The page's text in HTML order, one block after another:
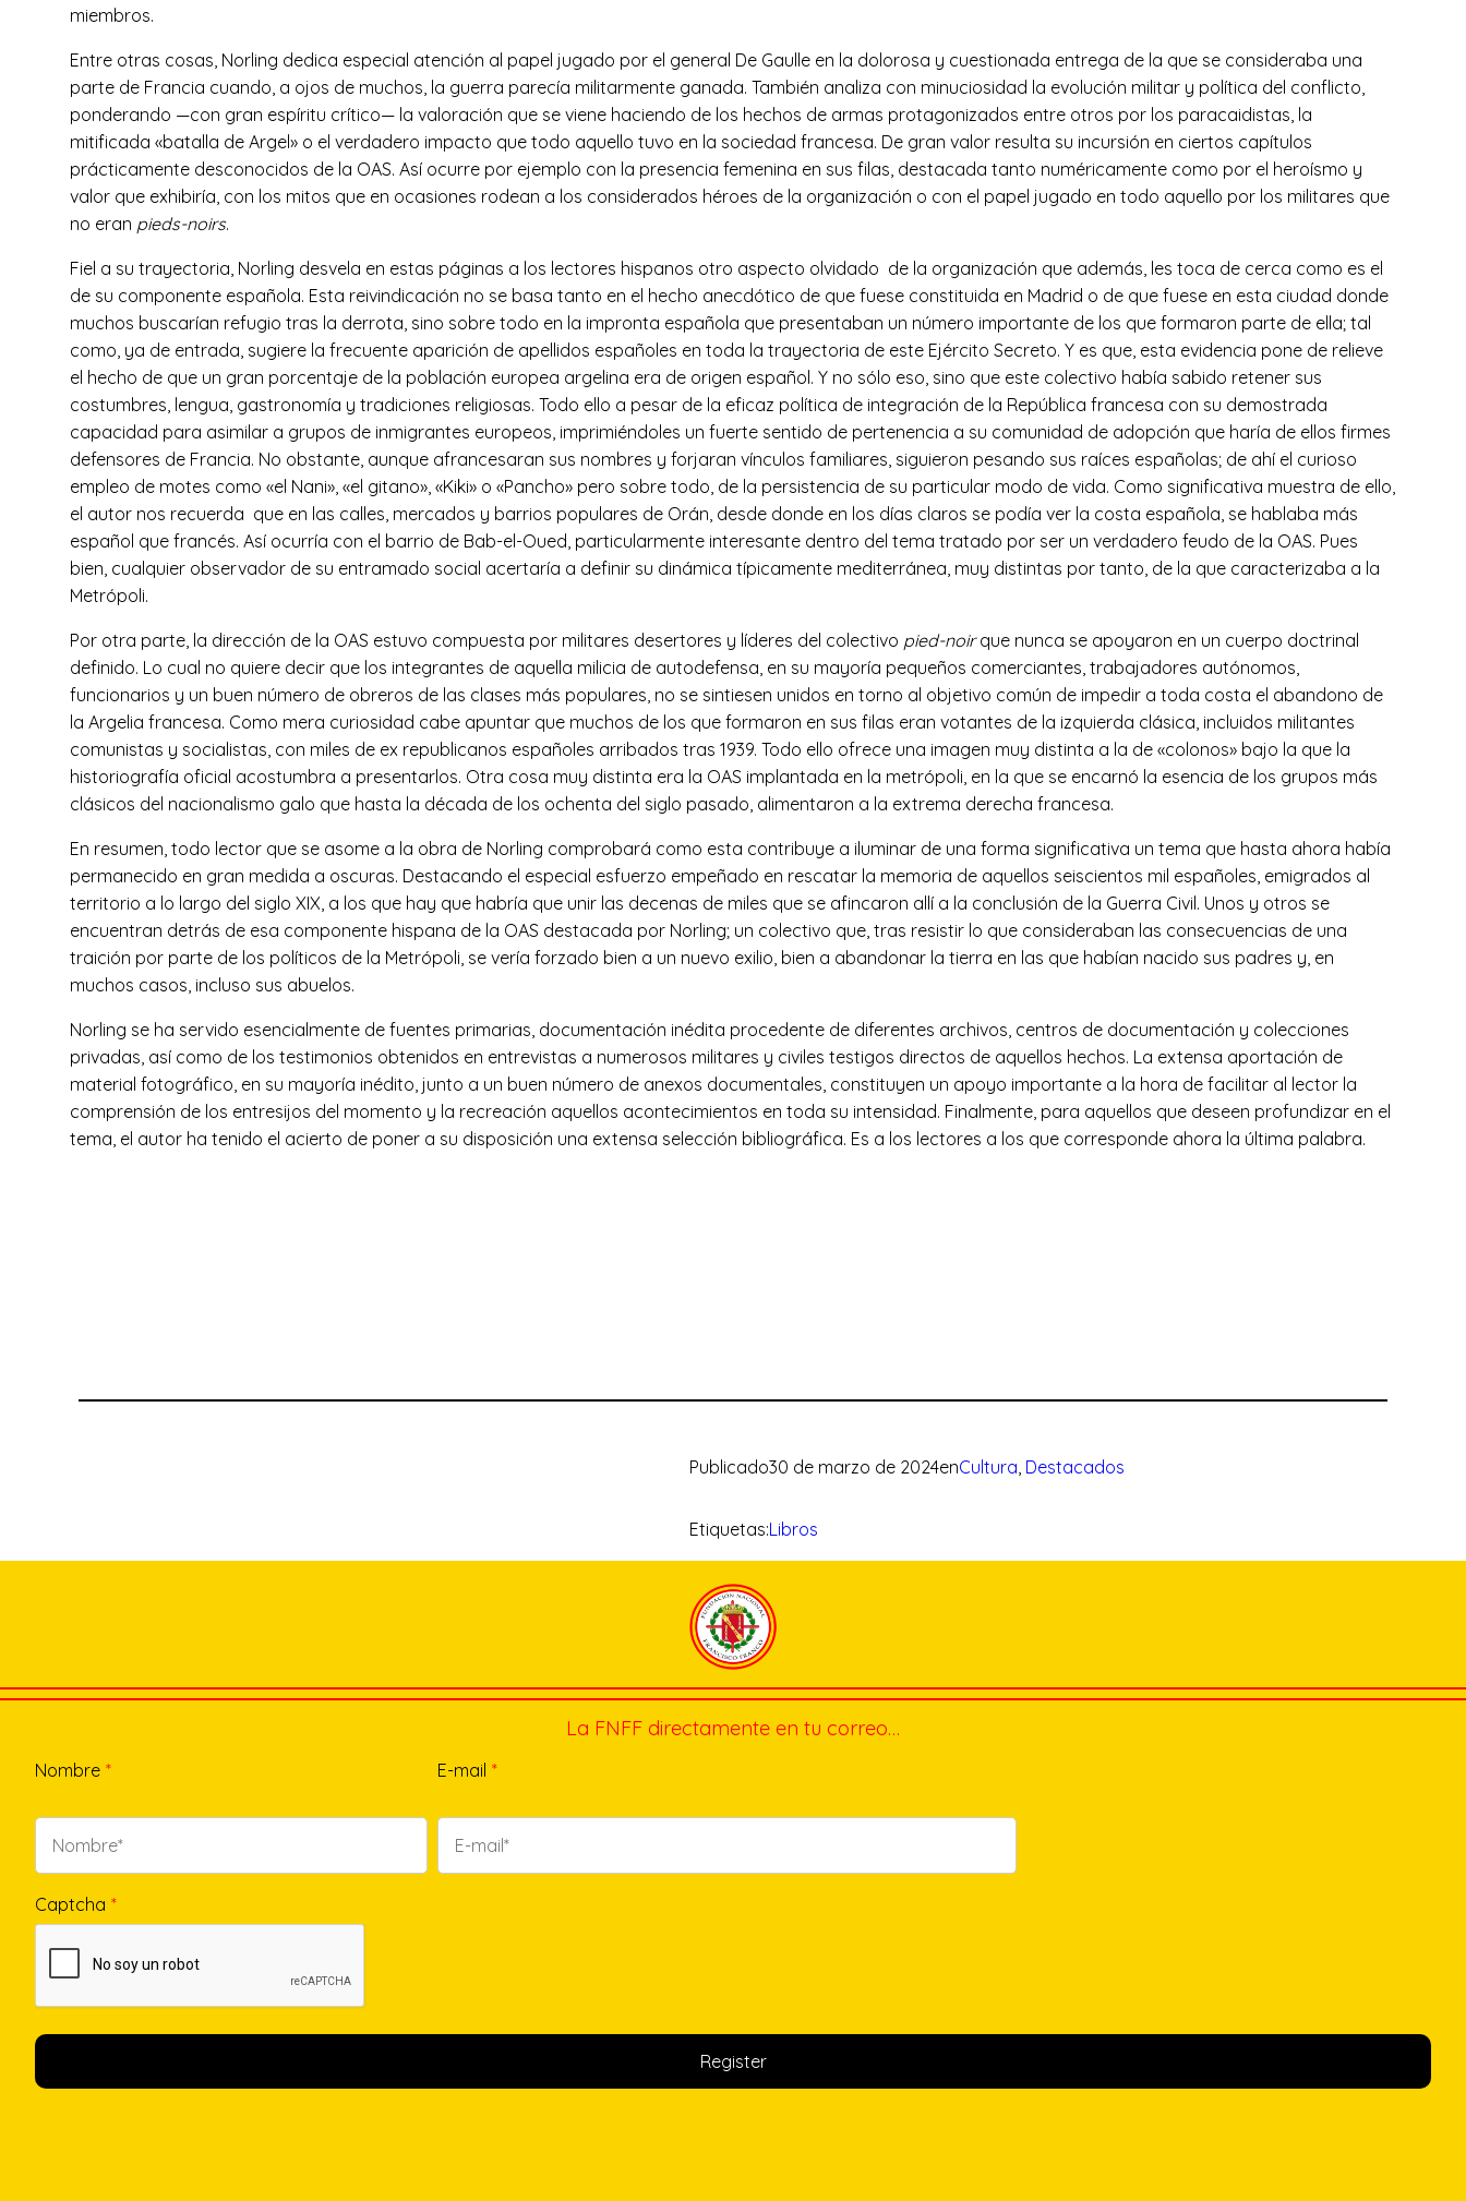
miembros.
Entre otras cosas, Norling dedica especial atención al papel jugado por el general De Gaulle en la dolorosa y cuestionada entrega de la que se consideraba una
parte de Francia cuando, a ojos de muchos, la guerra parecía militarmente ganada. También analiza con minuciosidad la evolución militar y política del conflicto,
ponderando —con gran espíritu crítico— la valoración que se viene haciendo de los hechos de armas protagonizados entre otros por los paracaidistas, la
mitificada «batalla de Argel» o el verdadero impacto que todo aquello tuvo en la sociedad francesa. De gran valor resulta su incursión en ciertos capítulos
prácticamente desconocidos de la OAS. Así ocurre por ejemplo con la presencia femenina en sus filas, destacada tanto numéricamente como por el heroísmo y
valor que exhibiría, con los mitos que en ocasiones rodean a los considerados héroes de la organización o con el papel jugado en todo aquello por los militares que
no eran pieds-noirs.
Fiel a su trayectoria, Norling desvela en estas páginas a los lectores hispanos otro aspecto olvidado de la organización que además, les toca de cerca como es el
de su componente española. Esta reivindicación no se basa tanto en el hecho anecdótico de que fuese constituida en Madrid o de que fuese en esta ciudad donde
muchos buscarían refugio tras la derrota, sino sobre todo en la impronta española que presentaban un número importante de los que formaron parte de ella; tal
como, ya de entrada, sugiere la frecuente aparición de apellidos españoles en toda la trayectoria de este Ejército Secreto. Y es que, esta evidencia pone de relieve
el hecho de que un gran porcentaje de la población europea argelina era de origen español. Y no sólo eso, sino que este colectivo había sabido retener sus
costumbres, lengua, gastronomía y tradiciones religiosas. Todo ello a pesar de la eficaz política de integración de la República francesa con su demostrada
capacidad para asimilar a grupos de inmigrantes europeos, imprimiéndoles un fuerte sentido de pertenencia a su comunidad de adopción que haría de ellos firmes
defensores de Francia. No obstante, aunque afrancesaran sus nombres y forjaran vínculos familiares, siguieron pesando sus raíces españolas; de ahí el curioso
empleo de motes como «el Nani», «el gitano», «Kiki» o «Pancho» pero sobre todo, de la persistencia de su particular modo de vida. Como significativa muestra de ello,
el autor nos recuerda que en las calles, mercados y barrios populares de Orán, desde donde en los días claros se podía ver la costa española, se hablaba más
español que francés. Así ocurría con el barrio de Bab-el-Oued, particularmente interesante dentro del tema tratado por ser un verdadero feudo de la OAS. Pues
bien, cualquier observador de su entramado social acertaría a definir su dinámica típicamente mediterránea, muy distintas por tanto, de la que caracterizaba a la
Metrópoli.
Por otra parte, la dirección de la OAS estuvo compuesta por militares desertores y líderes del colectivo pied-noirque nunca se apoyaron en un cuerpo doctrinal
definido. Lo cual no quiere decir que los integrantes de aquella milicia de autodefensa, en su mayoría pequeños comerciantes, trabajadores autónomos,
funcionarios y un buen número de obreros de las clases más populares, no se sintiesen unidos en torno al objetivo común de impedir a toda costa el abandono de
la Argelia francesa. Como mera curiosidad cabe apuntar que muchos de los que formaron en sus filas eran votantes de la izquierda clásica, incluidos militantes
comunistas y socialistas, con miles de ex republicanos españoles arribados tras 1939. Todo ello ofrece una imagen muy distinta a la de «colonos» bajo la que la
historiografía oficial acostumbra a presentarlos. Otra cosa muy distinta era la OAS implantada en la metrópoli, en la que se encarnó la esencia de los grupos más
clásicos del nacionalismo galo que hasta la década de los ochenta del siglo pasado, alimentaron a la extrema derecha francesa.
En resumen, todo lector que se asome a la obra de Norling comprobará como esta contribuye a iluminar de una forma significativa un tema que hasta ahora había
permanecido en gran medida a oscuras. Destacando el especial esfuerzo empeñado en rescatar la memoria de aquellos seiscientos mil españoles, emigrados al
territorio a lo largo del siglo XIX, a los que hay que habría que unir las decenas de miles que se afincaron allí a la conclusión de la Guerra Civil. Unos y otros se
encuentran detrás de esa componente hispana de la OAS destacada por Norling; un colectivo que, tras resistir lo que consideraban las consecuencias de una
traición por parte de los políticos de la Metrópoli, se vería forzado bien a un nuevo exilio, bien a abandonar la tierra en las que habían nacido sus padres y, en
muchos casos, incluso sus abuelos.
Norling se ha servido esencialmente de fuentes primarias, documentación inédita procedente de diferentes archivos, centros de documentación y colecciones
privadas, así como de los testimonios obtenidos en entrevistas a numerosos militares y civiles testigos directos de aquellos hechos. La extensa aportación de
material fotográfico, en su mayoría inédito, junto a un buen número de anexos documentales, constituyen un apoyo importante a la hora de facilitar al lector la
comprensión de los entresijos del momento y la recreación aquellos acontecimientos en toda su intensidad. Finalmente, para aquellos que deseen profundizar en el
tema, el autor ha tenido el acierto de poner a su disposición una extensa selección bibliográfica. Es a los lectores a los que corresponde ahora la última palabra.
Publicado30 de marzo de 2024enCultura, Destacados
Etiquetas:Libros
La FNFF directamente en tu correo…
Nombre * E-mail *
Captcha *